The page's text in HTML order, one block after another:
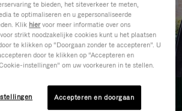
te bieden, het siteverkeer te meten,
te optimaliseren en u gepersonaliseerde
Klik hiervoor meer informatie over ons
strikt noodzakelijke cookies kunt u het plaatsen
te klikken op “Doorgaan zonder te accepteren”. U
door te klikken op “Accepteren en
instellingen” om uw voorkeuren in te stellen.
Accepteren en doorgaan